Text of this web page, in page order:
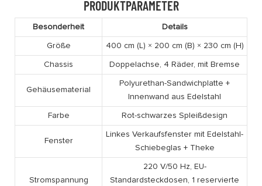
PRODUKTPARAMETER
Besonderheit Details
Größe 400 cm (L) × 200 cm (B) × 230 cm (H)
Chassis Doppelachse, 4 Räder, mit Bremse
Gehäusematerial
Polyurethan-Sandwichplatte +
Innenwand aus Edelstahl
Farbe Rot-schwarzes Spleißdesign
Fenster
Linkes Verkaufsfenster mit Edelstahl-
Schiebeglas + Theke
Stromspannung
220 V/50 Hz, EU-
Standardsteckdosen, 1 reservierte